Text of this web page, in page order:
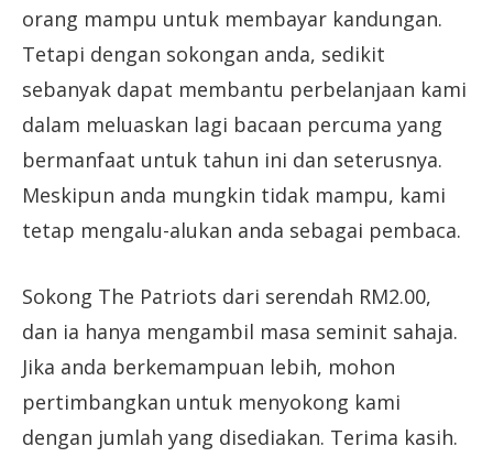
orang mampu untuk membayar kandungan.
Tetapi dengan sokongan anda, sedikit
sebanyak dapat membantu perbelanjaan kami
dalam meluaskan lagi bacaan percuma yang
bermanfaat untuk tahun ini dan seterusnya.
Meskipun anda mungkin tidak mampu, kami
tetap mengalu-alukan anda sebagai pembaca.
Sokong The Patriots dari serendah RM2.00,
dan ia hanya mengambil masa seminit sahaja.
Jika anda berkemampuan lebih, mohon
pertimbangkan untuk menyokong kami
dengan jumlah yang disediakan. Terima kasih.